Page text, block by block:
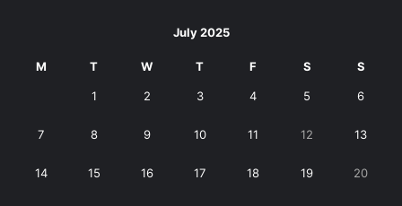
July 2025
M T W T F S S
1 2 3 4 5 6
7 8 9 10 11 12 13
14 15 16 17 18 19 20